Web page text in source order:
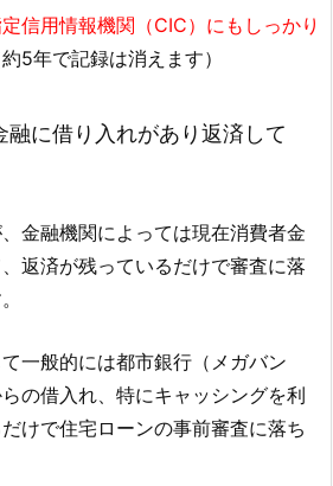
信用情報機関（CIC）にもしっかり
約5年で記録は消えます）
融に借り入れがあり返済して
金融機関によっては現在消費者金
返済が残っているだけで審査に落
一般的には都市銀行（メガバン
の借入れ、特にキャッシングを利
けで住宅ローンの事前審査に落ち